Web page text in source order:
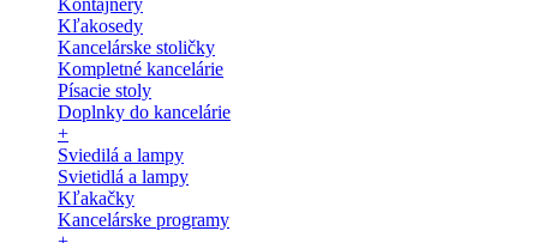
Kontajnery
Kľakosedy
Kancelárske stoličky
Kompletné kancelárie
Písacie stoly
Doplnky do kancelárie
+
Sviedilá a lampy
Svietidlá a lampy
Kľakačky
Kancelárske programy